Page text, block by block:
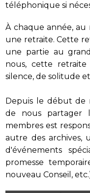
téléphonique si
À chaque année, au
une retraite. Cette
une partie au
nous, cette
silence, de solitude
Depuis le début de
de nous partager
membres est
autre des archives,
d'événements
promesse
nouveau Conseil,